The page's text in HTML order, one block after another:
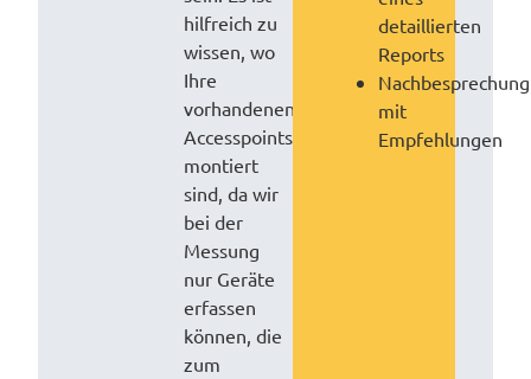
hilfreich zu
wissen, wo
Ihre
vorhandenen
Accesspoints
montiert
sind, da wir
bei der
Messung
nur Geräte
erfassen
können, die
zum
detaillierten
Reports
Nachbesprechung
mit
Empfehlungen